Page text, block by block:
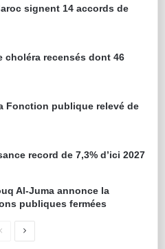
signent 14 accords de
choléra recensés dont 46
Fonction publique relevé de
record de 7,3% d’ici 2027
Al-Juma annonce la
publiques fermées